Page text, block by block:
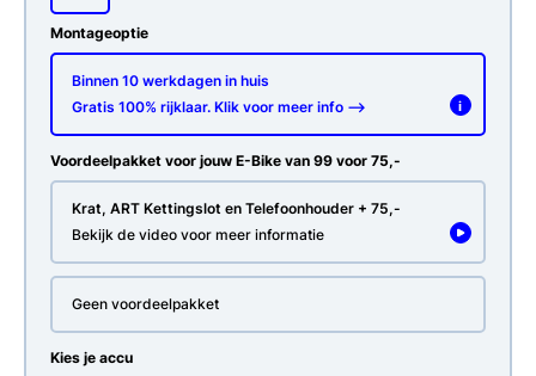
Montageoptie
Binnen 10 werkdagen in huis
Gratis 100% rijklaar. Klik voor meer info -->
i
Voordeelpakket voor jouw E-Bike van 99 voor 75,-
Krat, ART Kettingslot en Telefoonhouder + 75,-
Bekijk de video voor meer informatie
Geen voordeelpakket
Kies je accu